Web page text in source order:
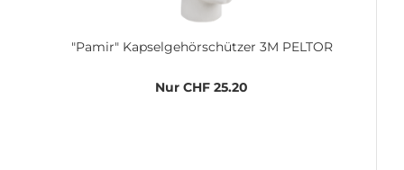
"Pamir" Kapselgehörschützer 3M PELTOR
Nur CHF 25.20